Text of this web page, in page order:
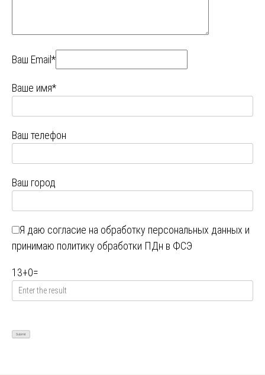
Ваш Email*
Ваше имя*
Ваш телефон
Ваш город
Я даю согласие на обработку персональных данных и
принимаю политику обработки ПДн в ФСЭ
13+0=